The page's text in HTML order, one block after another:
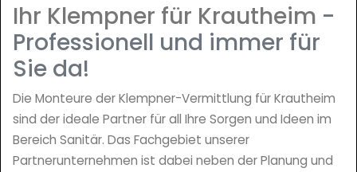
Ihr Klempner für Krautheim -
Professionell und immer für
Sie da!
Die Monteure der Klempner-Vermittlung für Krautheim
sind der ideale Partner für all Ihre Sorgen und Ideen im
Bereich Sanitär. Das Fachgebiet unserer
Partnerunternehmen ist dabei neben der Planung und